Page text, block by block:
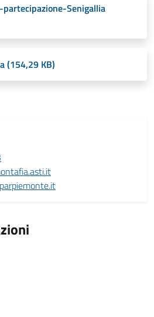
Senigallia
(154,29 KB)